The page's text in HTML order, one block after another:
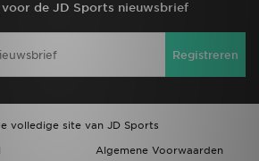
voor de JD Sports nieuwsbrief
Registreren
volledige site van JD Sports
Algemene Voorwaarden